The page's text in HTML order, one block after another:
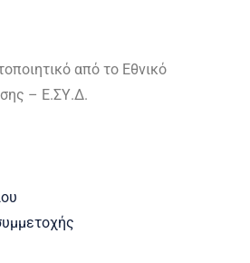
από το Εθνικό
– Ε.ΣΥ.Δ.